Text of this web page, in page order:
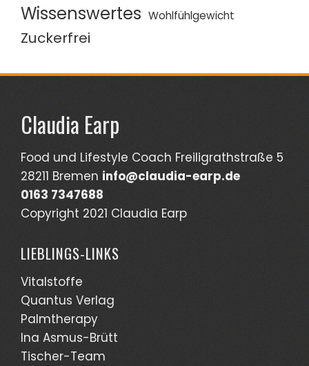
Wissenswertes Wohlfühlgewicht
Zuckerfrei
Claudia Earp
Food und Lifestyle Coach Freiligrathstraße 5
28211 Bremen info@claudia-earp.de
0163 7347688
Copyright 2021 Claudia Earp
LIEBLINGS-LINKS
Vitalstoffe
Quantus Verlag
Palmtherapy
Ina Asmus-Brütt
Tischer-Team